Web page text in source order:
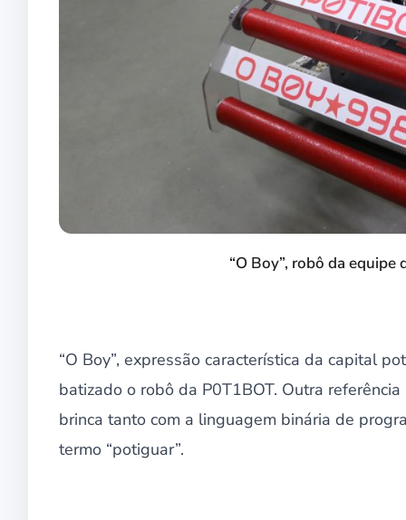
“O Boy”, robô da equipe
“O Boy”, expressão característica da capital
batizado o robô da P0T1BOT. Outra
brinca tanto com a linguagem binária de
termo “potiguar”.